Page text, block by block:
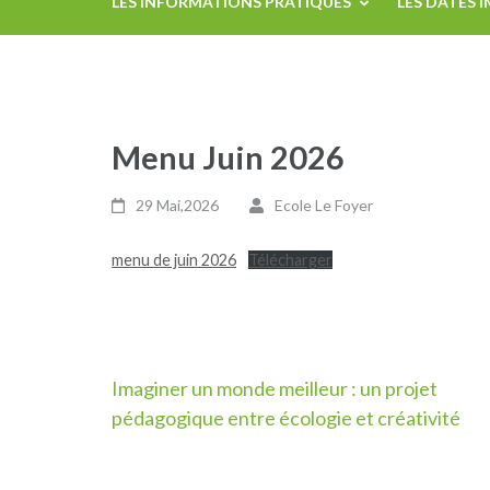
Menu Juin 2026
29 Mai,2026 Ecole Le Foyer
menu de juin 2026 Télécharger
Navigation
de
Imaginer un monde meilleur : un projet
pédagogique entre écologie et créativité